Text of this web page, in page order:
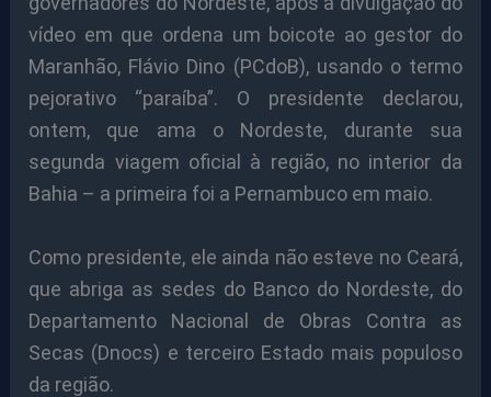
vídeo em que ordena um boicote ao gestor do
Maranhão, Flávio Dino (PCdoB), usando o termo
pejorativo “paraíba”. O presidente declarou,
ontem, que ama o Nordeste, durante sua
segunda viagem oficial à região, no interior da
Bahia – a primeira foi a Pernambuco em maio.
Como presidente, ele ainda não esteve no Ceará,
que abriga as sedes do Banco do Nordeste, do
Departamento Nacional de Obras Contra as
Secas (Dnocs) e terceiro Estado mais populoso
da região.